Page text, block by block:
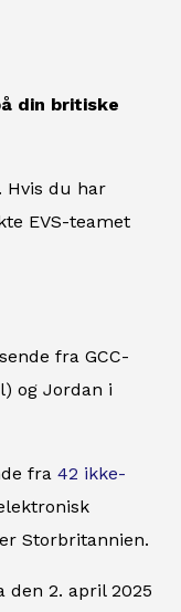
din britiske
Hvis du har
EVS-teamet
fra GCC-
og Jordan i
fra 42 ikke-
Storbritannien.
den 2. april 2025